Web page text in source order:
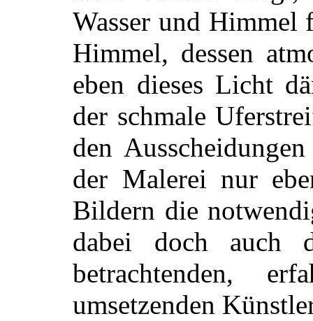
Wasser und Himmel
Himmel, dessen
eben dieses Licht
der schmale
den
der Malerei nur
Bildern die
dabei doch auch
betrachtenden,
umsetzenden